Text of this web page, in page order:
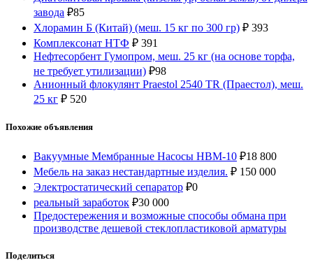
завода ₽85
Хлорамин Б (Китай) (меш. 15 кг по 300 гр) ₽ 393
Комплексонат НТФ ₽ 391
Нефтесорбент Гумопром, меш. 25 кг (на основе торфа,
не требует утилизации) ₽98
Анионный флокулянт Praestol 2540 TR (Праестол), меш.
25 кг ₽ 520
Похожие объявления
Вакуумные Мембранные Насосы НВМ-10 ₽18 800
Мебель на заказ нестандартные изделия. ₽ 150 000
Электростатический сепаратор ₽0
реальный заработок ₽30 000
Предостережения и возможные способы обмана при
производстве дешевой стеклопластиковой арматуры
Поделиться